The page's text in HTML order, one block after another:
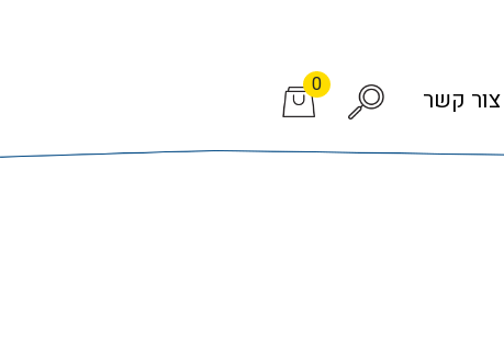
צור קשר 0